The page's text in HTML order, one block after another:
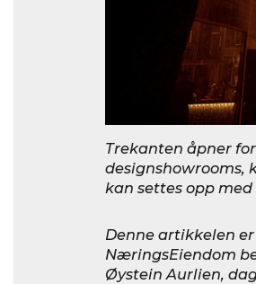
Trekanten åpner
designshowrooms,
kan settes opp
Denne artikkelen
NæringsEiendom
Øystein Aurlien,